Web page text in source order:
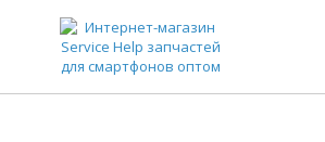
ЗАПЧАСТИ ДЛЯ ТЕЛЕФОНОВ